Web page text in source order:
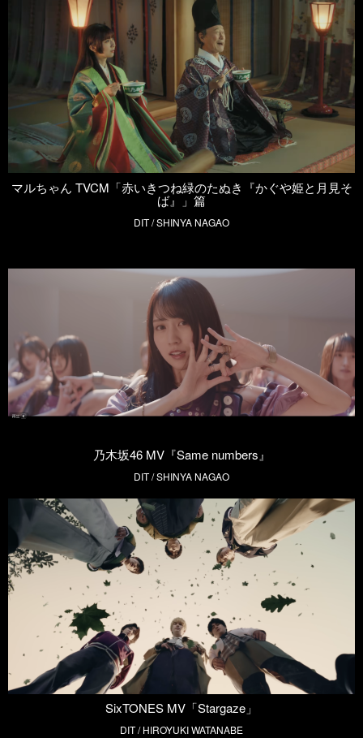
マルちゃん TVCM「赤いきつね緑のたぬき『かぐや姫と月見そ
ば』」篇
DIT / SHINYA NAGAO
乃木坂46 MV『Same numbers』
DIT / SHINYA NAGAO
SixTONES MV「Stargaze」
DIT / HIROYUKI WATANABE